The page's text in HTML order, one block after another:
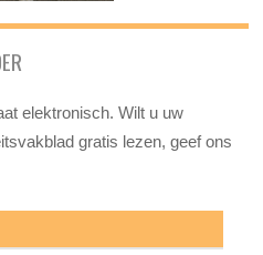
elektronisch. Wilt u uw
gratis lezen, geef ons